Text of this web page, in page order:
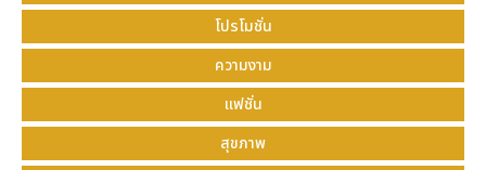
โปรโมชั่น
ความงาม
แฟชั่น
สุขภาพ